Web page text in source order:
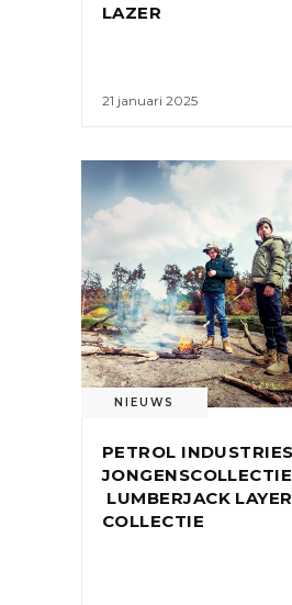
LAZER
21 januari 2025
NIEUWS
PETROL INDUSTRIES
LUMBERJACK
COLLECTIE